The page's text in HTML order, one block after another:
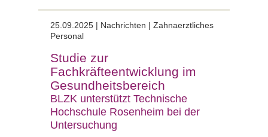
25.09.2025 | Nachrichten | Zahnaerztliches
Personal
Studie zur
Fachkräfteentwicklung im
Gesundheitsbereich
BLZK unterstützt Technische
Hochschule Rosenheim bei der
Untersuchung